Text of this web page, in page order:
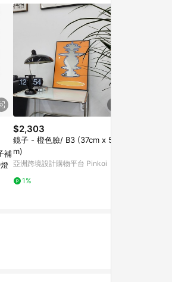
補
$2,303
鏡子 - 橙色臉/ B3 (37cm x 52c
m)
亞洲跨境設計購物平台 Pinkoi
1%